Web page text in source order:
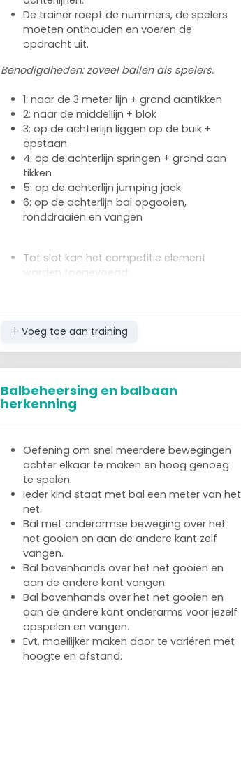
De trainer roept de nummers, de spelers
moeten onthouden en voeren de
opdracht uit.
Benodigdheden: zoveel ballen als spelers.
1: naar de 3 meter lijn + grond aantikken
2: naar de middellijn + blok
3: op de achterlijn liggen op de buik +
opstaan
4: op de achterlijn springen + grond aan
tikken
5: op de achterlijn jumping jack
6: op de achterlijn bal opgooien,
ronddraaien en vangen
Tot slot kan het competitie element
worden toegevoegd:
Voeg toe aan training
Balbeheersing en balbaan
herkenning
Oefening om snel meerdere bewegingen
achter elkaar te maken en hoog genoeg
te spelen.
Ieder kind staat met bal een meter van het
net.
Bal met onderarmse beweging over het
net gooien en aan de andere kant zelf
vangen.
Bal bovenhands over het net gooien en
aan de andere kant vangen.
Bal bovenhands over het net gooien en
aan de andere kant onderarms voor jezelf
opspelen en vangen.
Evt. moeilijker maken door te variëren met
hoogte en afstand.